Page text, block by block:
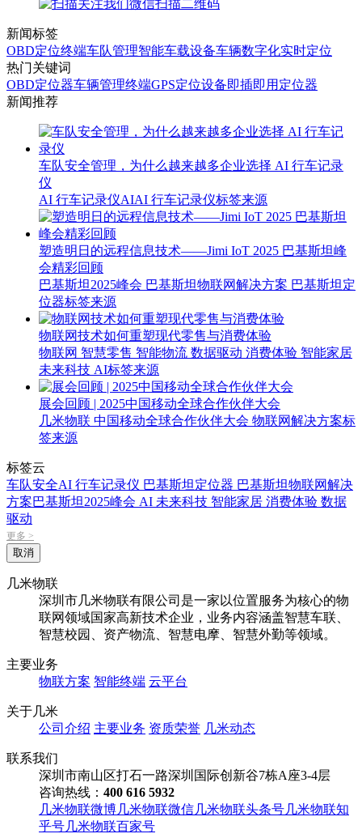
微信扫描二维码
新闻标签
OBD定位终端车队管理智能车载设备车辆数字化实时定位
热门关键词
OBD定位器车辆管理终端GPS定位设备即插即用定位器
新闻推荐
车队安全管理，为什么越来越多企业选择 AI 行车记录
仪
AI 行车记录仪AIAI 行车记录仪标签来源
塑造明日的远程信息技术——Jimi IoT 2025 巴基斯坦峰
会精彩回顾
巴基斯坦2025峰会 巴基斯坦物联网解决方案 巴基斯坦定
位器标签来源
物联网技术如何重塑现代零售与消费体验
物联网 智慧零售 智能物流 数据驱动 消费体验 智能家居
未来科技 AI标签来源
展会回顾 | 2025中国移动全球合作伙伴大会
几米物联 中国移动全球合作伙伴大会 物联网解决方案标
签来源
标签云
车队安全AI 行车记录仪 巴基斯坦定位器 巴基斯坦物联网解决
方案巴基斯坦2025峰会 AI 未来科技 智能家居 消费体验 数据
驱动
更多 >
取消
几米物联
深圳市几米物联有限公司是一家以位置服务为核心的物
联网领域国家高新技术企业，业务内容涵盖智慧车联、
智慧校园、资产物流、智慧电摩、智慧外勤等领域。
主要业务
物联方案 智能终端 云平台
关于几米
公司介绍 主要业务 资质荣誉 几米动态
联系我们
深圳市南山区打石一路深圳国际创新谷7栋A座3-4层
咨询热线： 400 616 5932
几米物联微博几米物联微信几米物联头条号几米物联知
乎号几米物联百家号